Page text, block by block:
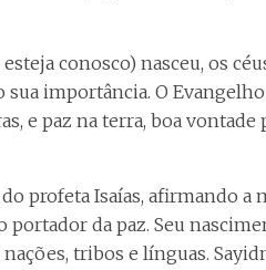
conosco) nasceu, os
importância. O
e paz na terra, boa
profeta Isaías, afirmando a
portador da paz. Seu
tribos e línguas.